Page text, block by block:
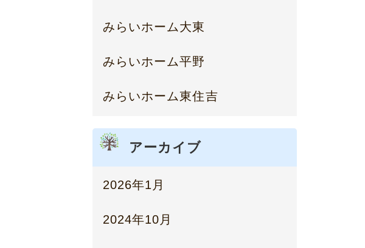
みらいホーム大東
みらいホーム平野
みらいホーム東住吉
アーカイブ
2026年1月
2024年10月